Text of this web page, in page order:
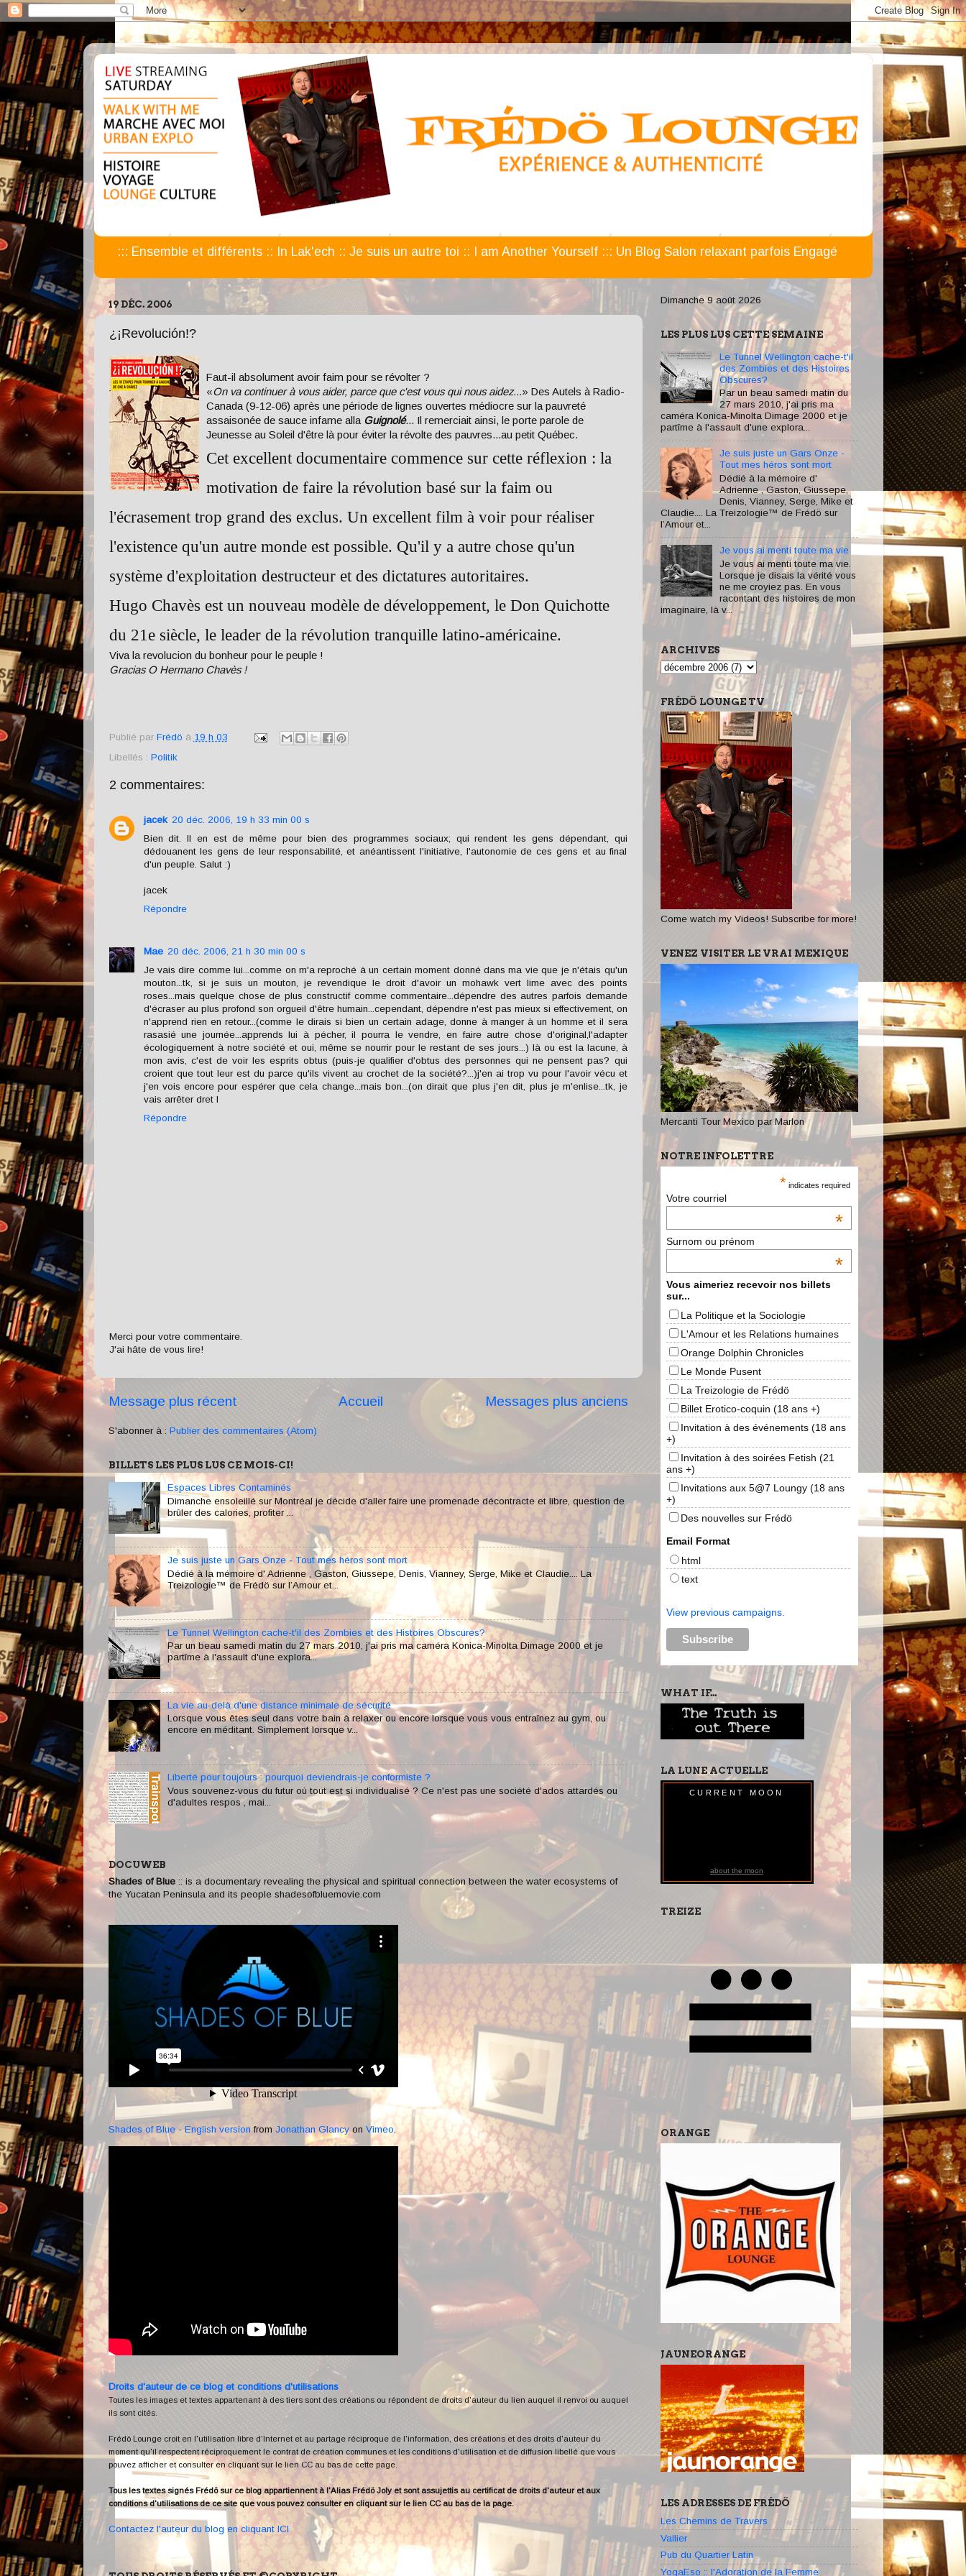
::: Ensemble et différents :: In Lak'ech :: Je suis un autre toi :: I am Another Yourself ::: Un Blog Salon relaxant parfois Engagé
19 DÉC. 2006
¿¡Revolución!?
Faut-il absolument avoir faim pour se révolter ?
«On va continuer à vous aider, parce que c'est vous qui nous aidez...» Des Autels à Radio-
Canada (9-12-06) après une période de lignes ouvertes médiocre sur la pauvreté
assaisonée de sauce infame alla Guignolé... Il remerciait ainsi, le porte parole de
Jeunesse au Soleil d'être là pour éviter la révolte des pauvres...au petit Québec.
Cet excellent documentaire commence sur cette réflexion : la
motivation de faire la révolution basé sur la faim ou
l'écrasement trop grand des exclus. Un excellent film à voir pour réaliser
l'existence qu'un autre monde est possible. Qu'il y a autre chose qu'un
système d'exploitation destructeur et des dictatures autoritaires.
Hugo Chavès est un nouveau modèle de développement, le Don Quichotte
du 21e siècle, le leader de la révolution tranquille latino-américaine.
Viva la revolucion du bonheur pour le peuple !
Gracias O Hermano Chavès !
Publié par Frédö à 19 h 03
Libellés : Politik
2 commentaires:
jacek 20 déc. 2006, 19 h 33 min 00 s
Bien dit. Il en est de même pour bien des programmes sociaux; qui rendent les gens dépendant, qui
dédouanent les gens de leur responsabilité, et anéantissent l'initiative, l'autonomie de ces gens et au final
d'un peuple. Salut :)
jacek
Répondre
Mae 20 déc. 2006, 21 h 30 min 00 s
Je vais dire comme lui...comme on m'a reproché à un certain moment donné dans ma vie que je n'étais qu'un
mouton...tk, si je suis un mouton, je revendique le droit d'avoir un mohawk vert lime avec des points
roses...mais quelque chose de plus constructif comme commentaire...dépendre des autres parfois demande
d'écraser au plus profond son orgueil d'être humain...cependant, dépendre n'est pas mieux si effectivement, on
n'apprend rien en retour...(comme le dirais si bien un certain adage, donne à manger à un homme et il sera
rasasié une journée...apprends lui à pécher, il pourra le vendre, en faire autre chose d'original,l'adapter
écologiquement à notre société et oui, même se nourrir pour le restant de ses jours...) là ou est la lacune, à
mon avis, c'est de voir les esprits obtus (puis-je qualifier d'obtus des personnes qui ne pensent pas? qui
croient que tout leur est du parce qu'ils vivent au crochet de la société?...)j'en ai trop vu pour l'avoir vécu et
j'en vois encore pour espérer que cela change...mais bon...(on dirait que plus j'en dit, plus je m'enlise...tk, je
vais arrêter dret l
Répondre
Merci pour votre commentaire.
J'ai hâte de vous lire!
Message plus récent Messages plus anciens
Accueil
S'abonner à : Publier des commentaires (Atom)
BILLETS LES PLUS LUS CE MOIS-CI!
Espaces Libres Contaminés
Dimanche ensoleillé sur Montréal je décide d'aller faire une promenade décontracte et libre, question de
brûler des calories, profiter ...
Je suis juste un Gars Onze - Tout mes héros sont mort
Dédié à la mémoire d' Adrienne , Gaston, Giussepe, Denis, Vianney, Serge, Mike et Claudie.... La
Treizologie™ de Frédö sur l’Amour et...
Le Tunnel Wellington cache-t'il des Zombies et des Histoires Obscures?
Par un beau samedi matin du 27 mars 2010, j'ai pris ma caméra Konica-Minolta Dimage 2000 et je
partîme à l'assault d'une explora...
La vie au-delà d'une distance minimale de sécurité
Lorsque vous êtes seul dans votre bain à relaxer ou encore lorsque vous vous entraînez au gym, ou
encore en méditant. Simplement lorsque v...
Liberté pour toujours : pourquoi deviendrais-je conformiste ?
Vous souvenez-vous du futur où tout est si individualisé ? Ce n'est pas une société d'ados attardés ou
d'adultes respos , mai...
DOCUWEB
Shades of Blue :: is a documentary revealing the physical and spiritual connection between the water ecosystems of
the Yucatan Peninsula and its people shadesofbluemovie.com
Shades of Blue - English version from Jonathan Glancyon Vimeo.
Droits d'auteur de ce blog et conditions d'utilisations
Toutes les images et textes appartenant à des tiers sont des créations ou répondent de droits d'auteur du lien auquel il renvoi ou auquel
ils sont cités.
Frédö Lounge croit en l'utilisation libre d'Internet et au partage réciproque de l'information, des créations et des droits d'auteur du
moment qu'il respectent réciproquement le contrat de création communes et les conditions d'utilisation et de diffusion libellé que vous
pouvez afficher et consulter en cliquant sur le lien CC au bas de cette page.
Tous les textes signés Frédö sur ce blog appartiennent à l'Alias Frédö Joly et sont assujettis au certificat de droits d'auteur et aux
conditions d'utilisations de ce site que vous pouvez consulter en cliquant sur le lien CC au bas de la page.
Contactez l'auteur du blog en cliquant ICI
Dimanche 9 août 2026
LES PLUS LUS CETTE SEMAINE
Le Tunnel Wellington cache-t'il
des Zombies et des Histoires
Obscures?
Par un beau samedi matin du
27 mars 2010, j'ai pris ma
caméra Konica-Minolta Dimage 2000 et je
partîme à l'assault d'une explora...
Je suis juste un Gars Onze -
Tout mes héros sont mort
Dédié à la mémoire d'
Adrienne , Gaston, Giussepe,
Denis, Vianney, Serge, Mike et
Claudie.... La Treizologie™ de Frédö sur
l’Amour et...
Je vous ai menti toute ma vie
Je vous ai menti toute ma vie.
Lorsque je disais la vérité vous
ne me croyiez pas. En vous
racontant des histoires de mon
imaginaire, là v...
ARCHIVES
FRÉDÖ LOUNGE TV
Come watch my Videos! Subscribe for more!
VENEZ VISITER LE VRAI MEXIQUE
Mercanti Tour Mexico par Marlon
NOTRE INFOLETTRE
* indicates required
Votre courriel
*
Surnom ou prénom
*
Vous aimeriez recevoir nos billets
sur...
La Politique et la Sociologie
L'Amour et les Relations humaines
Orange Dolphin Chronicles
Le Monde Pusent
La Treizologie de Frédö
Billet Erotico-coquin (18 ans +)
Invitation à des événements (18 ans
+)
Invitation à des soirées Fetish (21
ans +)
Invitations aux 5@7 Loungy (18 ans
+)
Des nouvelles sur Frédö
Email Format
html
text
View previous campaigns.
WHAT IF...
LA LUNE ACTUELLE
CURRENT MOON
about the moon
TREIZE
ORANGE
JAUNEORANGE
LES ADRESSES DE FRÉDÖ
Les Chemins de Travers
Vallier
Pub du Quartier Latin
YogaEso :: l'Adoration de la Femme